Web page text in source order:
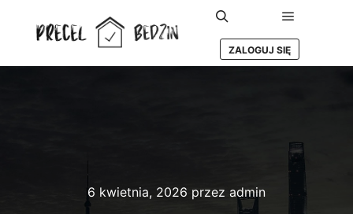
Szukaj Główne
ZALOGUJ SIĘ
6 kwietnia, 2026 przez admin